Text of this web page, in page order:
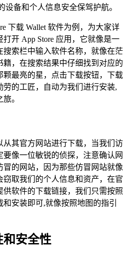
设备和个人信息安全保驾护航。
下载 Wallet 软件为例，为大家详
开 App Store 应用，它就像是一
搜索栏中输入软件名称，就像在茫
，在搜索结果中仔细找到对应的
最亮的星，点击下载按钮，下载
的工匠，自动为我们进行安装,
。
从其官方网站进行下载，当我们访
像一位敏锐的侦探，注意确认网
的网站，因为那些仿冒网站就像
窃取我们的个人信息和资产，在官
软件的下载链接，我们只需按照
安装即可,就像按照地图的指引
和安全性